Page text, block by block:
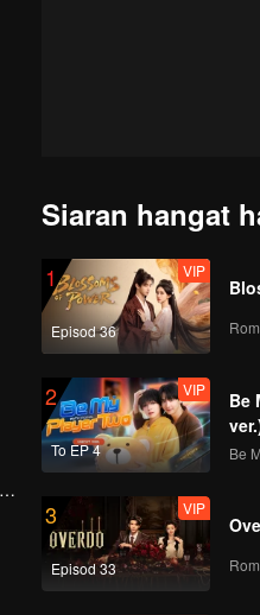
Siaran hangat
1
Episod 36
VIP
2
To EP 4
VIP
Be
Be
3
Episod 33
VIP